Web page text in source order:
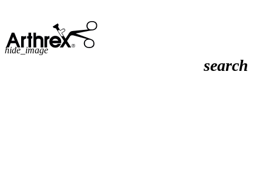
search
hide_image